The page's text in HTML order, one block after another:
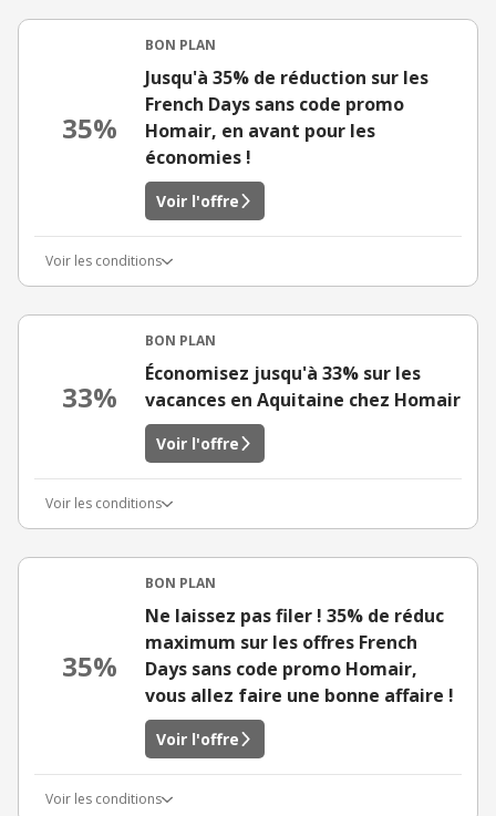
35%
BON PLAN
Jusqu'à 35% de réduction sur les
French Days sans code promo
Homair, en avant pour les
économies !
Voir l'offre
Voir les conditions
33%
BON PLAN
Économisez jusqu'à 33% sur les
vacances en Aquitaine chez Homair
Voir l'offre
Voir les conditions
35%
BON PLAN
Ne laissez pas filer ! 35% de réduc
maximum sur les offres French
Days sans code promo Homair,
vous allez faire une bonne affaire !
Voir l'offre
Voir les conditions